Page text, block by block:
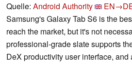
Quelle: Android Authority
Samsung's Galaxy Tab S6 is the
reach the market, but it's not
professional-grade slate supports
DeX productivity user interface,